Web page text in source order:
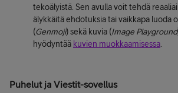
tekoälyistä. Sen avulla voit tehdä
älykkäitä ehdotuksia tai vaikkapa luoda
(Genmoji) sekä kuvia (Image Playground
hyödyntää kuvien muokkaamisessa
Puhelut ja Viestit-sovellus